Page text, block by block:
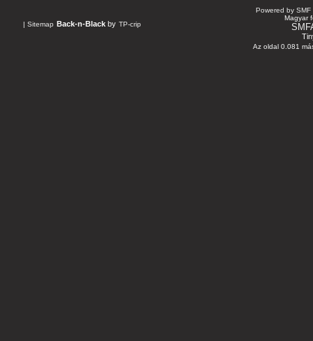
| Sitemap Back-n-Black by TP-crip
Powered by SMF
Magyar
Az oldal 0.081